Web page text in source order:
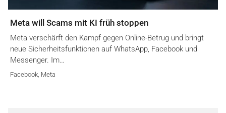
Meta will Scams mit KI früh stoppen
Meta verschärft den Kampf gegen Online-Betrug und bringt
neue Sicherheitsfunktionen auf WhatsApp, Facebook und
Messenger. Im…
Facebook, Meta